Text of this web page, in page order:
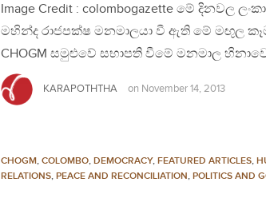
Image Credit : colombogazette මේ දිනවල
මහින්ද රාජපක්ෂ මනමාලයා වී ඇති මේ මඟුල
CHOGM සමුළුවේ සභාපති වීමේ මනමාල
KARAPOTHTHA on November 14, 2013
CHOGM, COLOMBO, DEMOCRACY, FEATURED ARTICLES,
RELATIONS, PEACE AND RECONCILIATION, POLITICS AND